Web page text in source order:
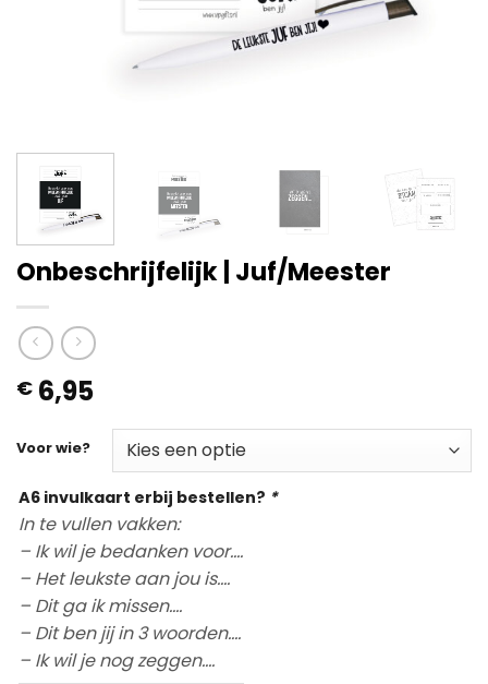
Onbeschrijfelijk | Juf/Meester
€ 6,95
Voor wie?
A6 invulkaart erbij bestellen? *
In te vullen vakken:
– Ik wil je bedanken voor….
– Het leukste aan jou is….
– Dit ga ik missen….
– Dit ben jij in 3 woorden….
– Ik wil je nog zeggen….